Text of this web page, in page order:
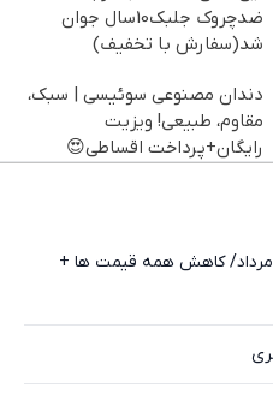
ضدچروک جلبک10سال جوان
شد(سفارش با تخفیف)
دندان مصنوعی سوئیسی | سبک،
مقاوم، طبیعی! ویزیت
رایگان+پرداخت اقساطی😍
قیمت طلا و سکه امروز یکشنبه 18مرداد/ کاهش همه قیمت ها +